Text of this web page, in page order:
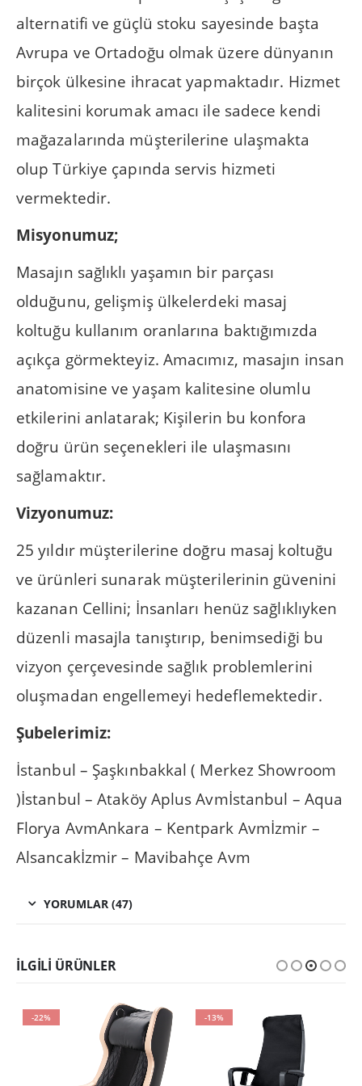
alternatifi ve güçlü stoku sayesinde başta
Avrupa ve Ortadoğu olmak üzere dünyanın
birçok ülkesine ihracat yapmaktadır. Hizmet
kalitesini korumak amacı ile sadece kendi
mağazalarında müşterilerine ulaşmakta
olup Türkiye çapında servis hizmeti
vermektedir.
Misyonumuz;
Masajın sağlıklı yaşamın bir parçası
olduğunu, gelişmiş ülkelerdeki masaj
koltuğu kullanım oranlarına baktığımızda
açıkça görmekteyiz. Amacımız, masajın insan
anatomisine ve yaşam kalitesine olumlu
etkilerini anlatarak; Kişilerin bu konfora
doğru ürün seçenekleri ile ulaşmasını
sağlamaktır.
Vizyonumuz:
25 yıldır müşterilerine doğru masaj koltuğu
ve ürünleri sunarak müşterilerinin güvenini
kazanan Cellini; İnsanları henüz sağlıklıyken
düzenli masajla tanıştırıp, benimsediği bu
vizyon çerçevesinde sağlık problemlerini
oluşmadan engellemeyi hedeflemektedir.
Şubelerimiz:
İstanbul – Şaşkınbakkal ( Merkez Showroom
)İstanbul – Ataköy Aplus Avmİstanbul – Aqua
Florya AvmAnkara – Kentpark Avmİzmir –
Alsancakİzmir – Mavibahçe Avm
YORUMLAR (47)
İLGILI ÜRÜNLER
-22% -13%